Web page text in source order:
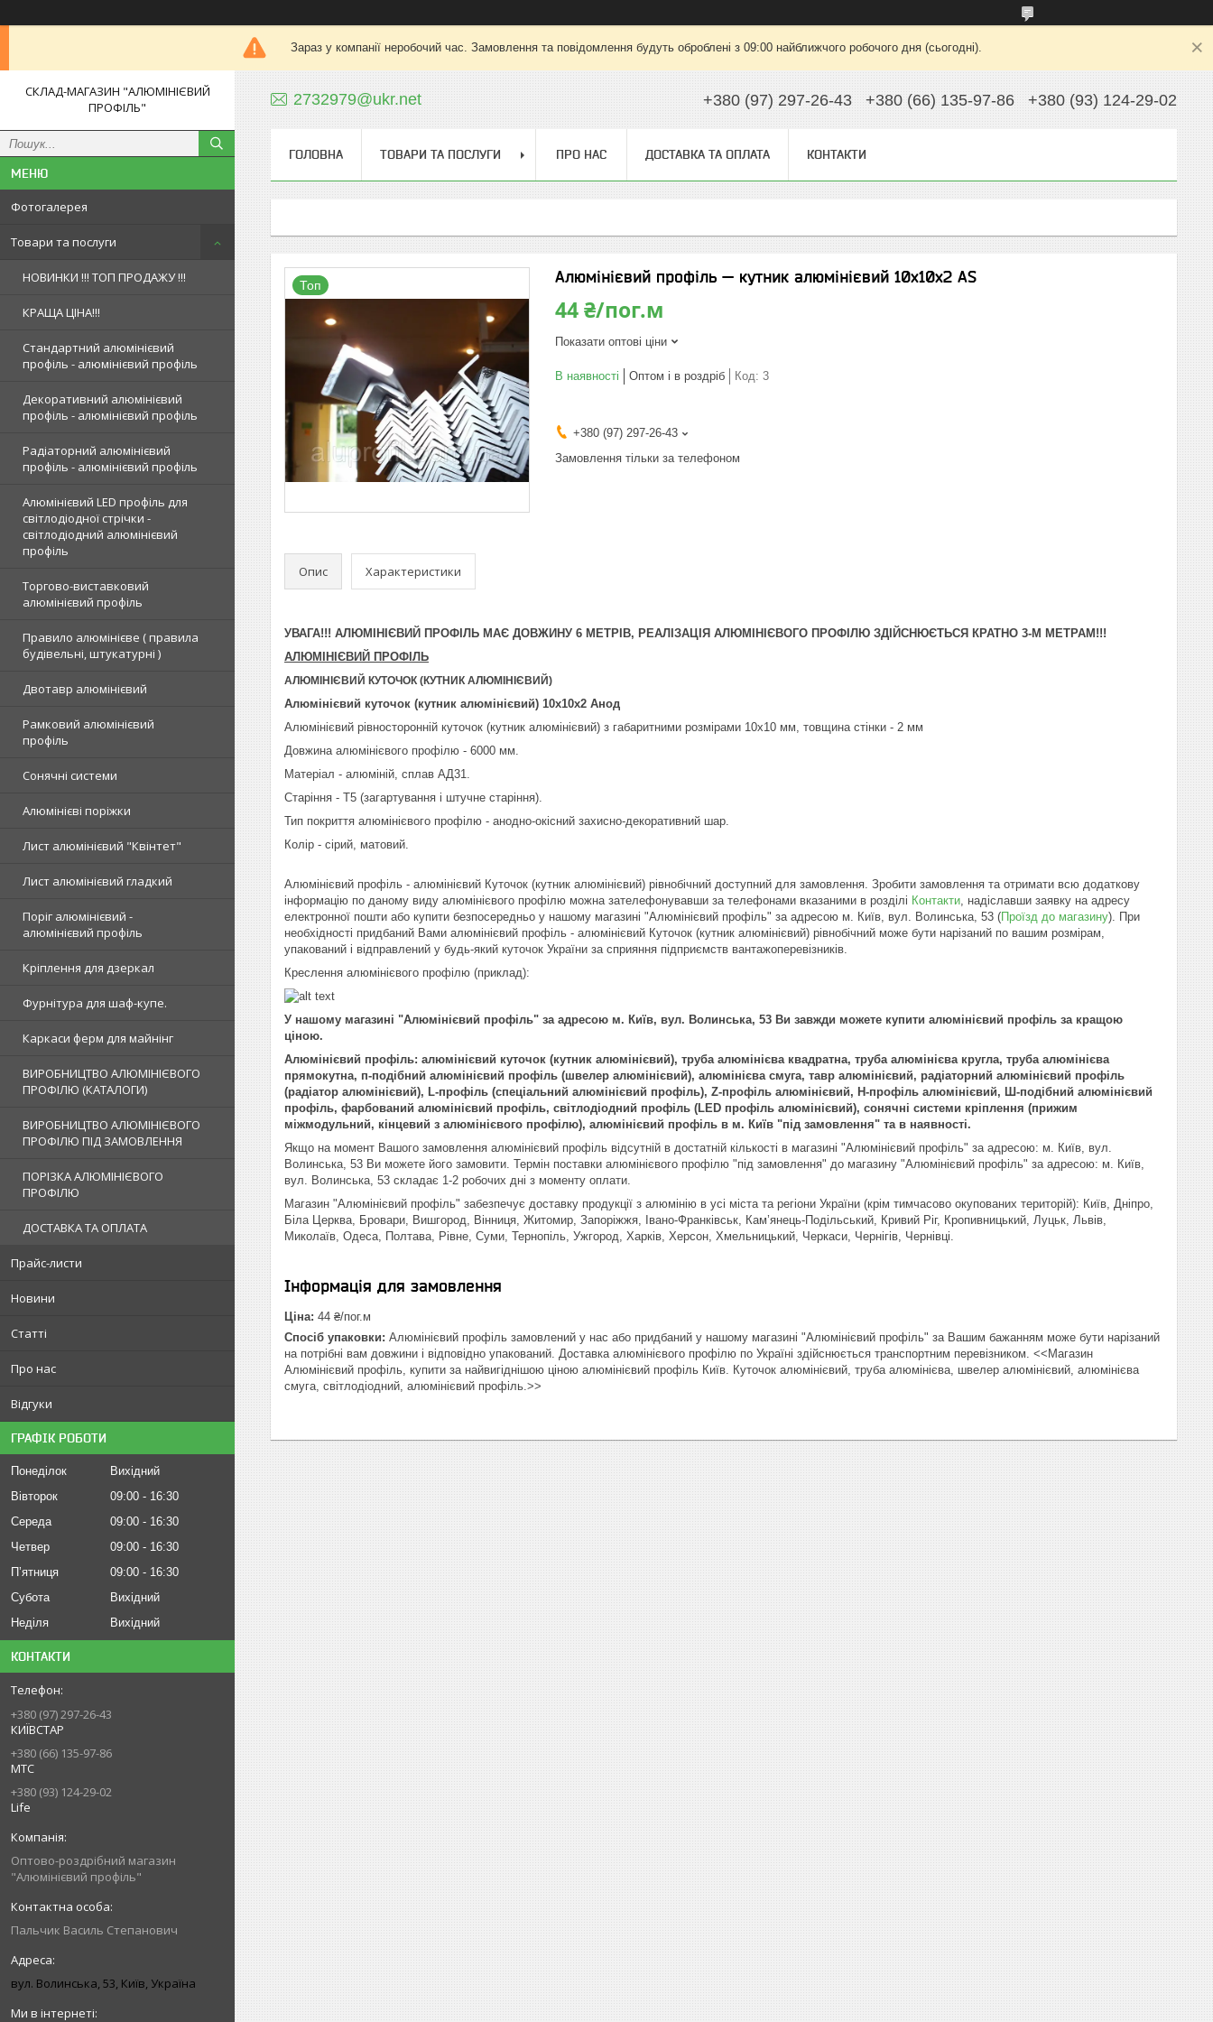
Зараз у компанії неробочий час. Замовлення та повідомлення будуть оброблені з 09:00 найближчого робочого дня (сьогодні).
СКЛАД-МАГАЗИН "АЛЮМІНІЄВИЙ
ПРОФІЛЬ"
Фотогалерея
Товари та послуги
НОВИНКИ !!! ТОП ПРОДАЖУ !!!
КРАЩА ЦІНА!!!
Стандартний алюмінієвий
профіль - алюмінієвий профіль
Декоративний алюмінієвий
профіль - алюмінієвий профіль
Радіаторний алюмінієвий
профіль - алюмінієвий профіль
Алюмінієвий LED профіль для
світлодіодної стрічки -
світлодіодний алюмінієвий
профіль
Торгово-виставковий
алюмінієвий профіль
Правило алюмінієве ( правила
будівельні, штукатурні )
Двотавр алюмінієвий
Рамковий алюмінієвий
профіль
Сонячні системи
Алюмінієві поріжки
Лист алюмінієвий "Квінтет"
Лист алюмінієвий гладкий
Поріг алюмінієвий -
алюмінієвий профіль
Кріплення для дзеркал
Фурнітура для шаф-купе.
Каркаси ферм для майнінг
ВИРОБНИЦТВО АЛЮМІНІЄВОГО
ПРОФІЛЮ (КАТАЛОГИ)
ВИРОБНИЦТВО АЛЮМІНІЄВОГО
ПРОФІЛЮ ПІД ЗАМОВЛЕННЯ
ПОРІЗКА АЛЮМІНІЄВОГО
ПРОФІЛЮ
ДОСТАВКА ТА ОПЛАТА
Прайс-листи
Новини
Статті
Про нас
Відгуки
ГРАФІК РОБОТИ
Понеділок
Вихідний
Вівторок
09:00
16:30
Середа
09:00
16:30
Четвер
09:00
16:30
Пʼятниця
09:00
16:30
Субота
Вихідний
Неділя
Вихідний
КОНТАКТИ
+380 (97) 297-26-43
КИЇВСТАР
+380 (66) 135-97-86
МТС
+380 (93) 124-29-02
Life
Оптово-роздрібний магазин
"Алюмінієвий профіль"
Пальчик Василь Степанович
вул. Волинська, 53, Київ, Україна
2732979@ukr.net +380 (97) 297-26-43 +380 (66) 135-97-86 +380 (93) 124-29-02
ГОЛОВНА ТОВАРИ ТА ПОСЛУГИ ПРО НАС ДОСТАВКА ТА ОПЛАТА КОНТАКТИ
Топ Алюмінієвий профіль — кутник алюмінієвий 10х10х2 AS
44 ₴/пог.м
Показати оптові ціни
В наявності Оптом і в роздріб Код: 3
+380 (97) 297-26-43
Замовлення тільки за телефоном
Опис Характеристики
УВАГА!!! АЛЮМІНІЄВИЙ ПРОФІЛЬ МАЄ ДОВЖИНУ 6 МЕТРІВ, РЕАЛІЗАЦІЯ АЛЮМІНІЄВОГО ПРОФІЛЮ ЗДІЙСНЮЄТЬСЯ КРАТНО 3-М МЕТРАМ!!!
АЛЮМІНІЄВИЙ ПРОФІЛЬ
АЛЮМІНІЄВИЙ КУТОЧОК (КУТНИК АЛЮМІНІЄВИЙ)
Алюмінієвий куточок (кутник алюмінієвий) 10х10х2 Анод
Алюмінієвий рівносторонній куточок (кутник алюмінієвий) з габаритними розмірами 10х10 мм, товщина стінки - 2 мм
Довжина алюмінієвого профілю - 6000 мм.
Матеріал - алюміній, сплав АД31.
Старіння - Т5 (загартування і штучне старіння).
Тип покриття алюмінієвого профілю - анодно-окісний захисно-декоративний шар.
Колір - сірий, матовий.
Алюмінієвий профіль - алюмінієвий Куточок (кутник алюмінієвий) рівнобічний доступний для замовлення. Зробити замовлення та отримати всю додаткову
інформацію по даному виду алюмінієвого профілю можна зателефонувавши за телефонами вказаними в розділі Контакти, надіславши заявку на адресу
електронної пошти або купити безпосередньо у нашому магазині "Алюмінієвий профіль" за адресою м. Київ, вул. Волинська, 53 (Проїзд до магазину). При
необхідності придбаний Вами алюмінієвий профіль - алюмінієвий Куточок (кутник алюмінієвий) рівнобічний може бути нарізаний по вашим розмірам,
упакований і відправлений у будь-який куточок України за сприяння підприємств вантажоперевізників.
Креслення алюмінієвого профілю (приклад):
У нашому магазині "Алюмінієвий профіль" за адресою м. Київ, вул. Волинська, 53 Ви завжди можете купити алюмінієвий профіль за кращою
ціною.
Алюмінієвий профіль: алюмінієвий куточок (кутник алюмінієвий), труба алюмінієва квадратна, труба алюмінієва кругла, труба алюмінієва
прямокутна, п-подібний алюмінієвий профіль (швелер алюмінієвий), алюмінієва смуга, тавр алюмінієвий, радіаторний алюмінієвий профіль
(радіатор алюмінієвий), L-профіль (спеціальний алюмінієвий профіль), Z-профіль алюмінієвий, H-профіль алюмінієвий, Ш-подібний алюмінієвий
профіль, фарбований алюмінієвий профіль, світлодіодний профіль (LED профіль алюмінієвий), сонячні системи кріплення (прижим
міжмодульний, кінцевий з алюмінієвого профілю), алюмінієвий профіль в м. Київ "під замовлення" та в наявності.
Якщо на момент Вашого замовлення алюмінієвий профіль відсутній в достатній кількості в магазині "Алюмінієвий профіль" за адресою: м. Київ, вул.
Волинська, 53 Ви можете його замовити. Термін поставки алюмінієвого профілю "під замовлення" до магазину "Алюмінієвий профіль" за адресою: м. Київ,
вул. Волинська, 53 складає 1-2 робочих дні з моменту оплати.
Магазин "Алюмінієвий профіль" забезпечує доставку продукції з алюмінію в усі міста та регіони України (крім тимчасово окупованих територій): Київ, Дніпро,
Біла Церква, Бровари, Вишгород, Вінниця, Житомир, Запоріжжя, Івано-Франківськ, Кам’янець-Подільський, Кривий Ріг, Кропивницький, Луцьк, Львів,
Миколаїв, Одеса, Полтава, Рівне, Суми, Тернопіль, Ужгород, Харків, Херсон, Хмельницький, Черкаси, Чернігів, Чернівці.
Інформація для замовлення
Ціна: 44 ₴/пог.м
Спосіб упаковки: Алюмінієвий профіль замовлений у нас або придбаний у нашому магазині "Алюмінієвий профіль" за Вашим бажанням може бути нарізаний
на потрібні вам довжини і відповідно упакований. Доставка алюмінієвого профілю по Україні здійснюється транспортним перевізником. <<Магазин
Алюмінієвий профіль, купити за найвигіднішою ціною алюмінієвий профіль Київ. Куточок алюмінієвий, труба алюмінієва, швелер алюмінієвий, алюмінієва
смуга, світлодіодний, алюмінієвий профіль.>>